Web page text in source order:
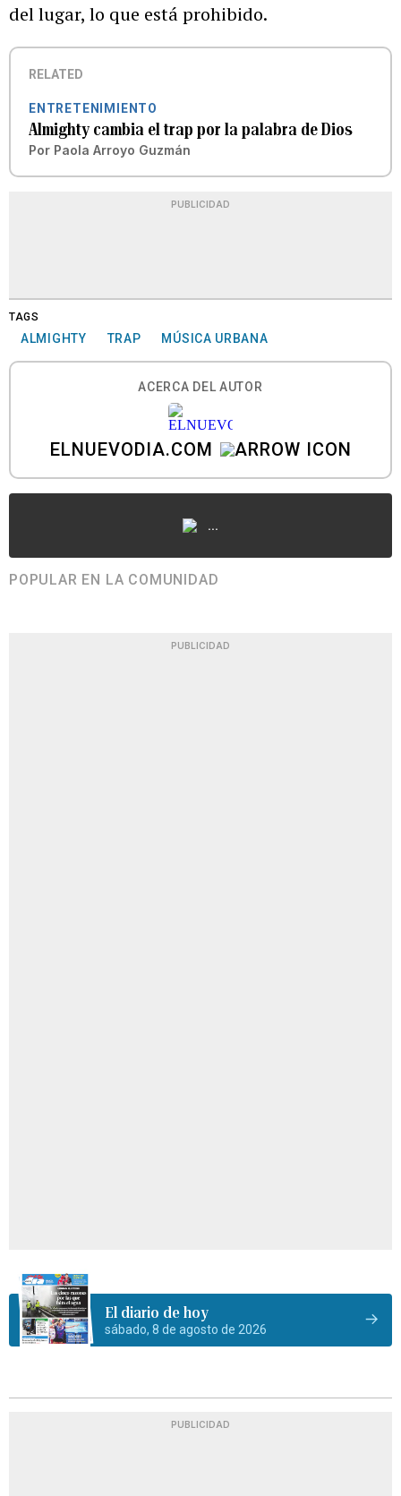
del lugar, lo que está prohibido.
RELATED
ENTRETENIMIENTO
Almighty cambia el trap por la palabra de Dios
Por Paola Arroyo Guzmán
PUBLICIDAD
TAGS
ALMIGHTY TRAP MÚSICA URBANA
ACERCA DEL AUTOR
ELNUEVODIA.COM
...
POPULAR EN LA COMUNIDAD
PUBLICIDAD
El diario de hoy
sábado, 8 de agosto de 2026
PUBLICIDAD